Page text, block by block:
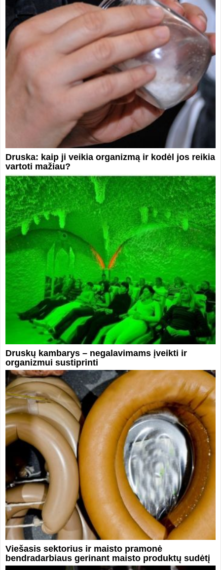
Druska: kaip ji veikia organizmą ir kodėl jos reikia
vartoti mažiau?
Druskų kambarys – negalavimams įveikti ir
organizmui sustiprinti
Viešasis sektorius ir maisto pramonė
bendradarbiaus gerinant maisto produktų sudėtį